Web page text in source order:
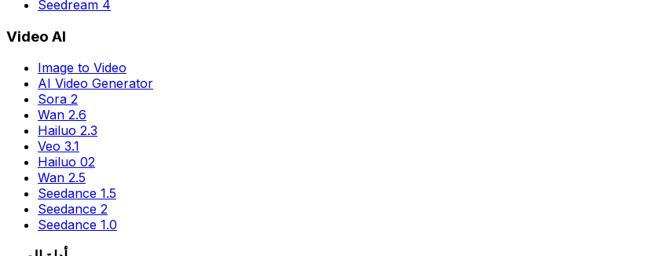
Seedream 4
Video AI
Image to Video
AI Video Generator
Sora 2
Wan 2.6
Hailuo 2.3
Veo 3.1
Hailuo 02
Wan 2.5
Seedance 1.5
Seedance 2
Seedance 1.0